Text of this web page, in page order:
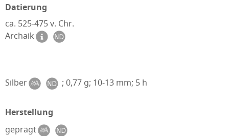
Datierung
ca. 525-475 v. Chr.
Archaik
Silber ; 0,77 g; 10-13 mm; 5 h
Herstellung
geprägt